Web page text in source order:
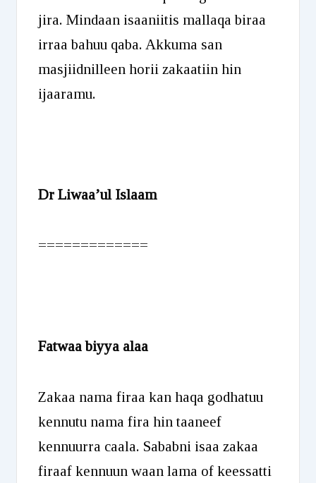
jira. Mindaan isaaniitis mallaqa biraa
irraa bahuu qaba. Akkuma san
masjiidnilleen horii zakaatiin hin
ijaaramu.
Dr Liwaa’ul Islaam
=============
Fatwaa biyya alaa
Zakaa nama firaa kan haqa godhatuu
kennutu nama fira hin taaneef
kennuurra caala. Sababni isaa zakaa
firaaf kennuun waan lama of keessatti